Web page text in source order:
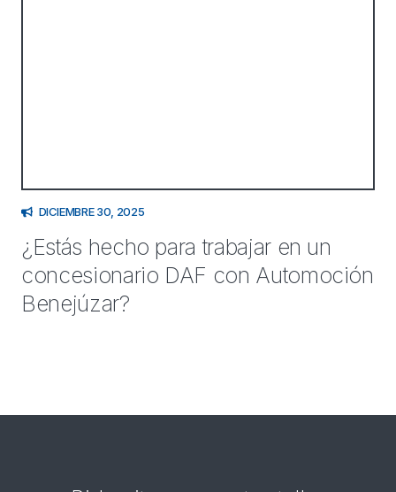
DICIEMBRE 30, 2025
¿Estás hecho para trabajar en un
concesionario DAF con Automoción
Benejúzar?